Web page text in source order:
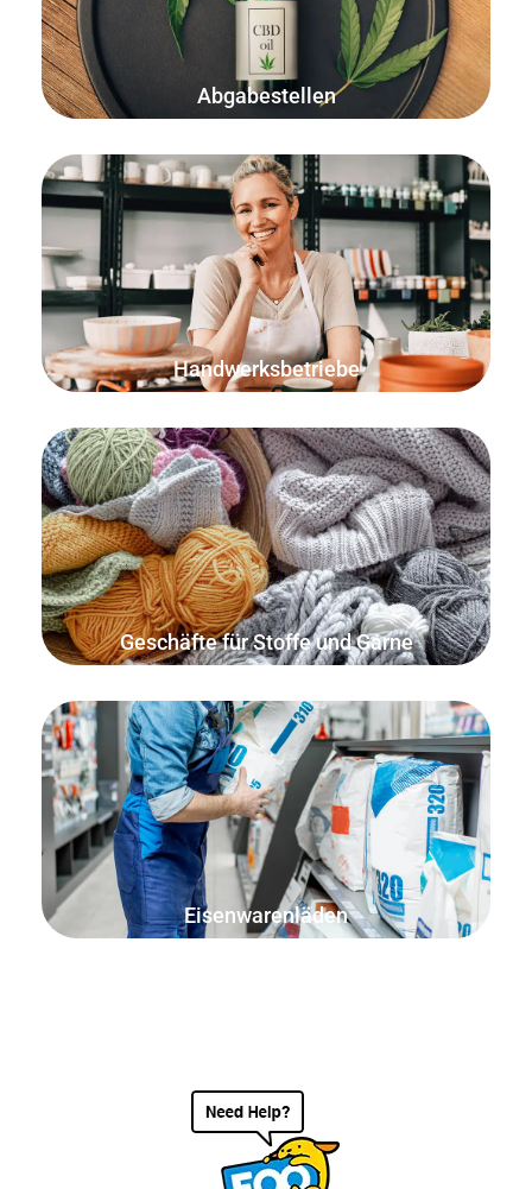
Abgabestellen
usw.)
Handwerksbetriebe
Verkauf nach der Anzahl der Perlen, der Länge der Schnur,
dem Gewicht der Materialien oder dem Volumen der
Flüssigkeit.
Geschäfte für Stoffe und Garne
Verkauf nach der Länge des Stoffes oder des Garns.
Eisenwarenläden
Verkaufen Sie nach der Anzahl der Nägel, der Länge der
elektrischen Drähte oder Seile, der Quadratmeterzahl des
Bodenbelags oder dem Gewicht der Baumaterialien.